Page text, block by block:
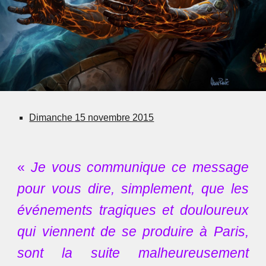
Dimanche 15 novembre 2015
«Je vous communique ce message
pour vous dire, simplement, que les
événements tragiques et douloureux
qui viennent de se produire à Paris,
sont la suite malheureusement